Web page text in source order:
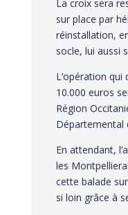
La croix sera
sur place par
réinstallation,
socle, lui aussi
L’opération
10.000 euros
Région
Départemental
En attendant,
les
cette balade
si loin grâce à